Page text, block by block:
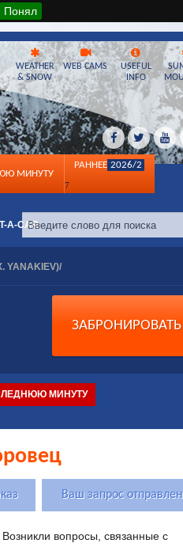
Понял
МИНУТУ
РАННЕЕ 2026/2
7
A-CAR
WEATHER
& SNOW
WEB CAMS
USEFUL
INFO
YANAKIEV)/
ЗАБРОНИРОВАТЬ
МИНУТУ
Ваш запрос отправлен
вопросы, связанные с